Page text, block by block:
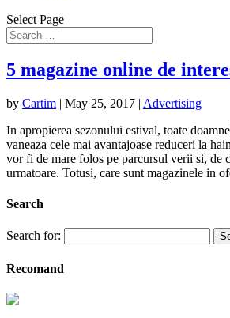
Select Page
5 magazine online de
by Cartim | May 25, 2017 | Advertising
In apropierea sezonului estival, toate
vaneaza cele mai avantajoase reduceri la
vor fi de mare folos pe parcursul verii si, de
urmatoare. Totusi, care sunt magazinele in
Search
Search for:
Recomand